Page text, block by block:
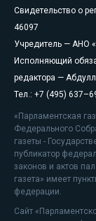
Свидетельство о
46097
Учредитель — АНО
Исполняющий
редактора —
Тел.: +7 (495)
«Парламентская
Федерального
газеты -
публикатор
законов и актов
газета» имеет
федерации.
Сайт